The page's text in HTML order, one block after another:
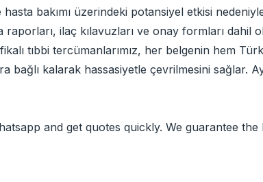
hasta bakımı üzerindeki potansiyel etkisi
raporları, ilaç kılavuzları ve onay formları
tıbbi tercümanlarımız, her belgenin hem
bağlı kalarak hassasiyetle çevrilmesini sağlar.
and get quotes quickly. We guarantee